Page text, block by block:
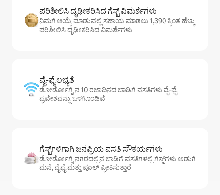
ಪರಿಶೀಲಿಸಿ ದೃಢೀಕರಿಸಿದ ಗೆಸ್ಟ್ ವಿಮರ್ಶೆಗಳು
ನಿಮಗೆ ಆಯ್ಕೆ ಮಾಡುವಲ್ಲಿ ಸಹಾಯ ಮಾಡಲು 1,390 ಕ್ಕಿಂತ ಹೆಚ್ಚು
ಪರಿಶೀಲಿಸಿ ದೃಢೀಕರಿಸಿದ ವಿಮರ್ಶೆಗಳು
ವೈ-ಫೈ ಲಭ್ಯತೆ
ಡೋರ್ಡೋಗ್ನೆ ನ 10 ರಜಾದಿನದ ಬಾಡಿಗೆ ವಸತಿಗಳು ವೈ-ಫೈ
ಪ್ರವೇಶವನ್ನು ಒಳಗೊಂಡಿವೆ
ಗೆಸ್ಟ್‌ಗಳಿಗಾಗಿ ಜನಪ್ರಿಯ ವಸತಿ ಸೌಕರ್ಯಗಳು
ಡೋರ್ಡೋಗ್ನೆ ನಗರದಲ್ಲಿನ ಬಾಡಿಗೆ ವಸತಿಗಳಲ್ಲಿ ಗೆಸ್ಟ್‌ಗಳು ಅಡುಗೆ
ಮನೆ, ವೈಫೈ ಮತ್ತು ಪೂಲ್ ಪ್ರೀತಿಸುತ್ತಾರೆ